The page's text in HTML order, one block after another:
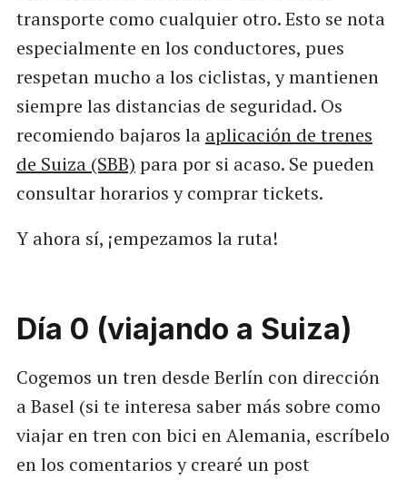
transporte como cualquier otro. Esto se nota
especialmente en los conductores, pues
respetan mucho a los ciclistas, y mantienen
siempre las distancias de seguridad. Os
recomiendo bajaros la aplicación de trenes
de Suiza (SBB) para por si acaso. Se pueden
consultar horarios y comprar tickets.
Y ahora sí, ¡empezamos la ruta!
Día 0 (viajando a Suiza)
Cogemos un tren desde Berlín con dirección
a Basel (si te interesa saber más sobre como
viajar en tren con bici en Alemania, escríbelo
en los comentarios y crearé un post